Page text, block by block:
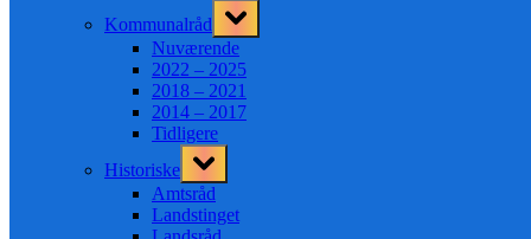
Kommunalråd
Toggle
sub-
menu
Nuværende
2022 – 2025
2018 – 2021
2014 – 2017
Tidligere
Historiske
Toggle
sub-
menu
Amtsråd
Landstinget